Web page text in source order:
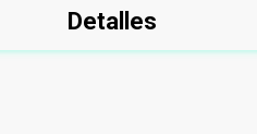
Detalles